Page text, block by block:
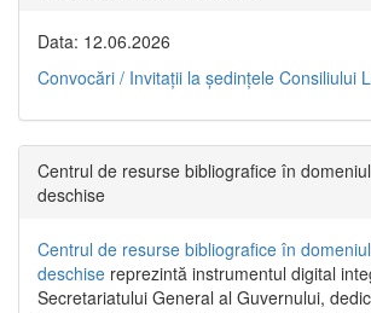
Data: 12.06.2026
Convocări / Invitaţii la şedinţele Consiliului
Centrul de resurse bibliografice în
deschise
Centrul de resurse bibliografice în
deschise reprezintă instrumentul digital
Secretariatului General al Guvernului,